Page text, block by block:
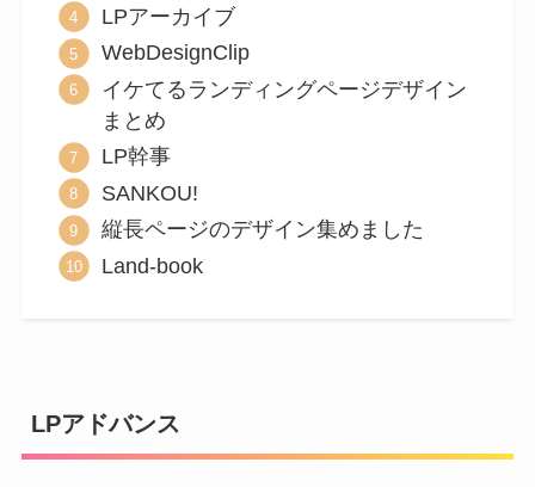
LPアーカイブ
WebDesignClip
イケてるランディングページデザイン
まとめ
LP幹事
SANKOU!
縦長ページのデザイン集めました
Land-book
LPアドバンス